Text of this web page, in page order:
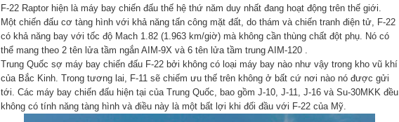
F-22 Raptor hiện là máy bay chiến đấu thế hệ thứ năm duy nhất đang hoạt động trên thế giới.
Một chiến đấu cơ tàng hình với khả năng tấn công mặt đất, do thám và chiến tranh điện tử, F-22
có khả năng bay với tốc độ Mach 1.82 (1.963 km/giờ) mà không cần thùng chất đột phụ. Nó có
thể mang theo 2 tên lửa tầm ngắn AIM-9X và 6 tên lửa tầm trung AIM-120 .
Trung Quốc sợ máy bay chiến đấu F-22 bởi không có loại máy bay nào như vậy trong kho vũ khí
của Bắc Kinh. Trong tương lai, F-11 sẽ chiếm ưu thế trên không ở bất cứ nơi nào nó được gửi
tới. Các máy bay chiến đấu hiện tại của Trung Quốc, bao gồm J-10, J-11, J-16 và Su-30MKK đều
không có tính năng tàng hình và điều này là một bất lợi khi đối đầu với F-22 của Mỹ.